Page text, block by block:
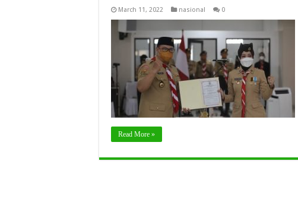
March 11, 2022 nasional 0
Read More »